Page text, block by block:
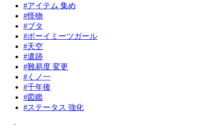
#アイテム 集め
#怪物
#ブタ
#ボーイミーツガール
#天空
#遺跡
#難易度 変更
#くノ一
#千年後
#図鑑
#ステータス 強化